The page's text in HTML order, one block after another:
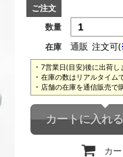
ご注文
数量
在庫
通販 注文可(
7営業日(目安)後に出荷し
在庫の数はリアルタイム
店舗の在庫を通信販売で
カートに入れる
カ